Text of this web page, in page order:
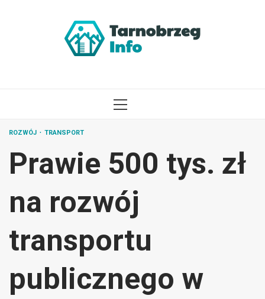
MENU
ROZWÓJ TRANSPORT
Prawie 500 tys. zł
na rozwój
transportu
publicznego w